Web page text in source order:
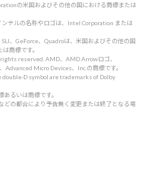
の米国およびその他の国における商標または
テルの名称やロゴは、Intel Corporation または
、GeForce、Quadroは、米国およびその他の国
商標です。
reserved. AMD、AMD Arrowロゴ、
Micro Devices、Inc.の商標です。
double-D symbol are trademarks of Dolby
あるいは商標です。
どの都合により予告無く変更または終了となる場